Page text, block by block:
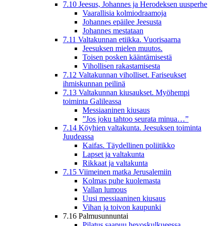
7.10 Jeesus, Johannes ja Herodeksen uusperhe
Vaarallisia kolmiodraamoja
Johannes epäilee Jeesusta
Johannes mestataan
7.11 Valtakunnan etiikka. Vuorisaarna
Jeesuksen mielen muutos.
Toisen posken kääntämisestä
Vihollisen rakastamisesta
7.12 Valtakunnan viholliset. Fariseukset
ihmiskunnan peilinä
7.13 Valtakunnan kiusaukset. Myöhempi
toiminta Galileassa
Messiaaninen kiusaus
”Jos joku tahtoo seurata minua…”
7.14 Köyhien valtakunta. Jeesuksen toiminta
Juudeassa
Kaifas. Täydellinen poliitikko
Lapset ja valtakunta
Rikkaat ja valtakunta
7.15 Viimeinen matka Jerusalemiin
Kolmas puhe kuolemasta
Vallan lumous
Uusi messiaaninen kiusaus
Vihan ja toivon kaupunki
7.16 Palmusunnuntai